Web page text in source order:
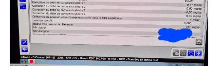
Destinations
City break
Voyage nature
Voyage de noces
Forum
Climat
PHOTO
GUIDES D'ACHAT
BONS PLANS